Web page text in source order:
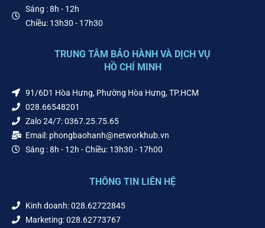
Sáng : 8h - 12h
Chiều: 13h30 - 17h30
TRUNG TÂM BẢO HÀNH VÀ DỊCH VỤ
HỒ CHÍ MINH
91/6D1 Hòa Hưng, Phường Hòa Hưng, TP.HCM
028.66548201
Zalo 24/7: 0367.25.75.65
Email: phongbaohanh@networkhub.vn
Sáng : 8h - 12h - Chiều: 13h30 - 17h00
THÔNG TIN LIÊN HỆ
Kinh doanh: 028.62722845
Marketing: 028.62773767